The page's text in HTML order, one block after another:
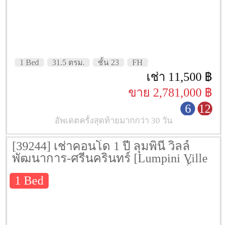
1 Bed 31.5 ตรม. ชั้น 23 FH
เช่า 11,500 ฿
ขาย 2,781,000 ฿
6
12
อัพเดตครั้งสุดท้ายมากกว่า 30 วัน
[39244] เช่าคอนโด 1 ปี ลุมพินี วิลล์
พัฒนาการ-ศรีนครินทร์ [Lumpini Ville
Phattanakarn-Srinakarin] 28 ตรม. ชั้น 14
1 Bed